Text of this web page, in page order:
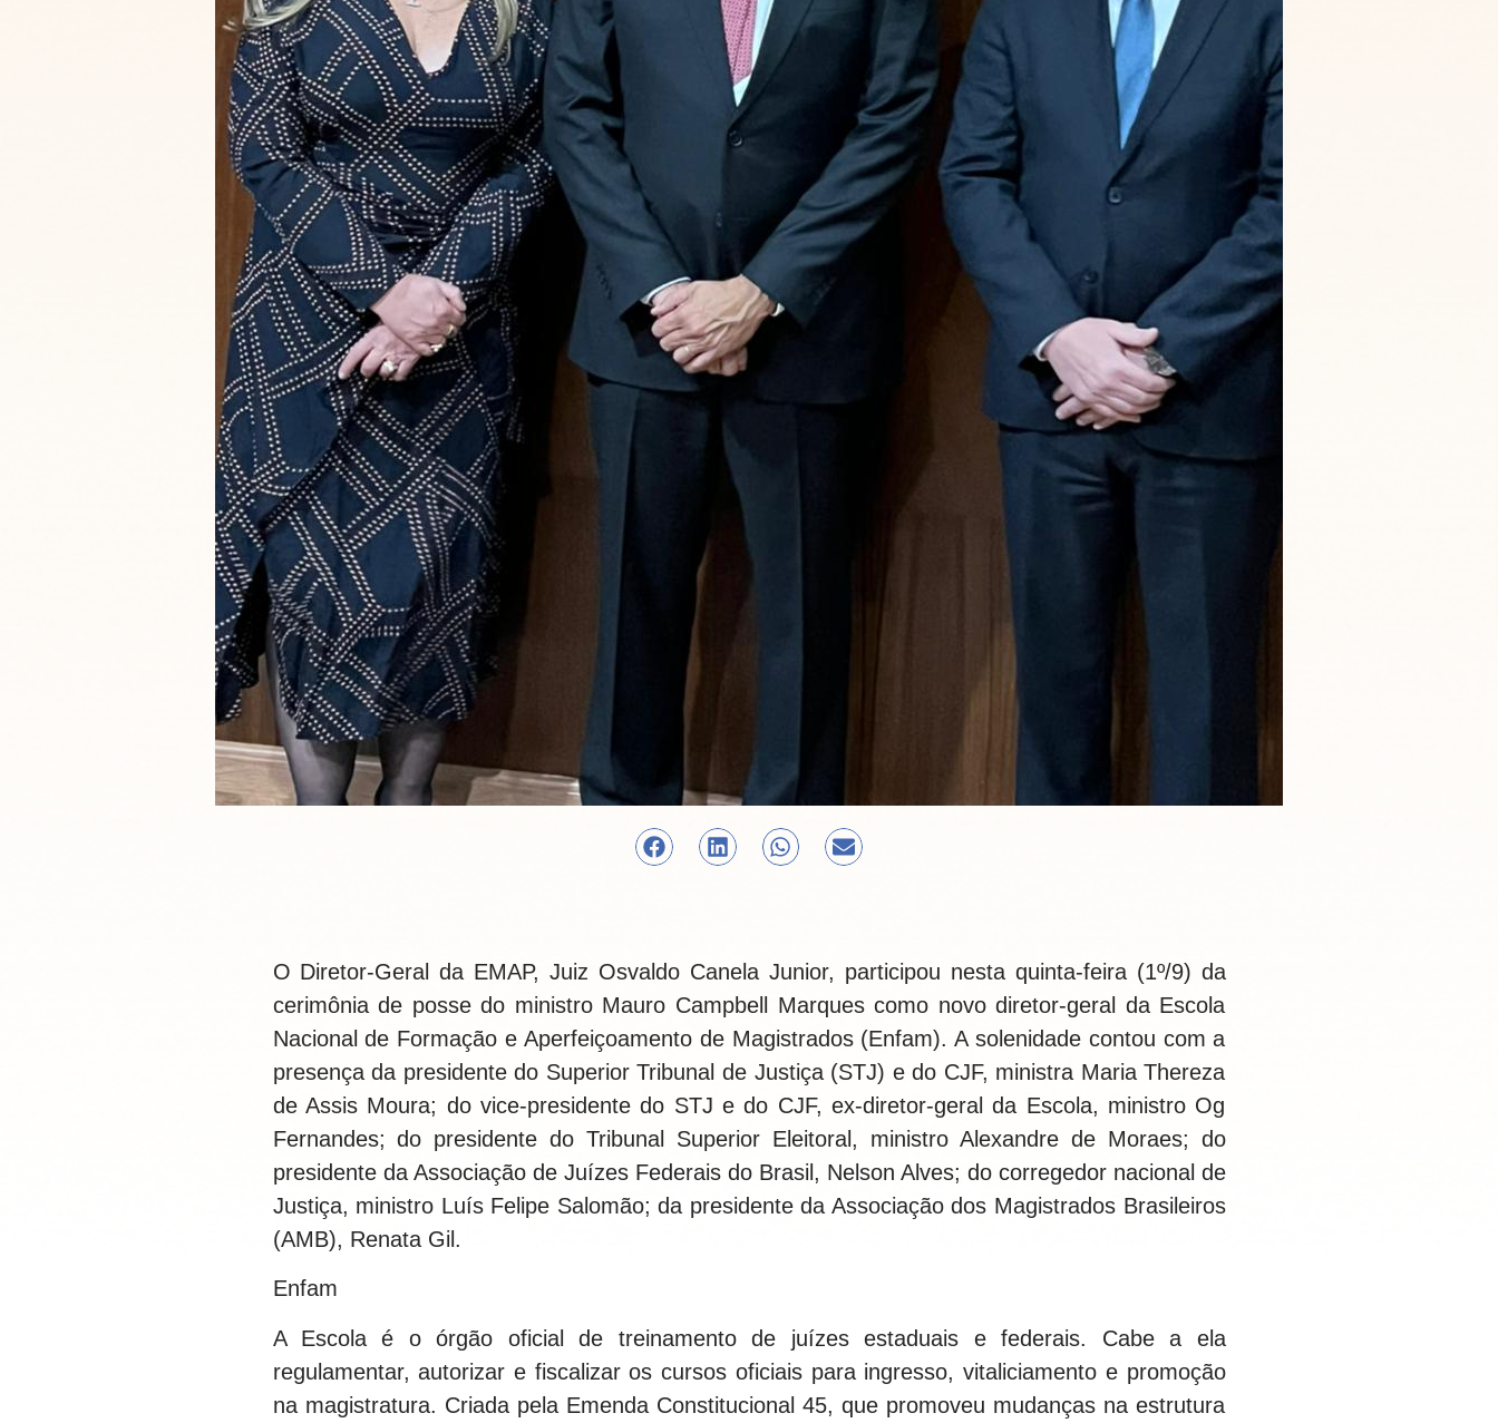
O Diretor-Geral da EMAP, Juiz Osvaldo Canela Junior, participou nesta quinta-feira (1º/9) da
cerimônia de posse do ministro Mauro Campbell Marques como novo diretor-geral da Escola
Nacional de Formação e Aperfeiçoamento de Magistrados (Enfam). A solenidade contou com a
presença da presidente do Superior Tribunal de Justiça (STJ) e do CJF, ministra Maria Thereza
de Assis Moura; do vice-presidente do STJ e do CJF, ex-diretor-geral da Escola, ministro Og
Fernandes; do presidente do Tribunal Superior Eleitoral, ministro Alexandre de Moraes; do
presidente da Associação de Juízes Federais do Brasil, Nelson Alves; do corregedor nacional de
Justiça, ministro Luís Felipe Salomão; da presidente da Associação dos Magistrados Brasileiros
(AMB), Renata Gil.
Enfam
A Escola é o órgão oficial de treinamento de juízes estaduais e federais. Cabe a ela
regulamentar, autorizar e fiscalizar os cursos oficiais para ingresso, vitaliciamento e promoção
na magistratura. Criada pela Emenda Constitucional 45, que promoveu mudanças na estrutura